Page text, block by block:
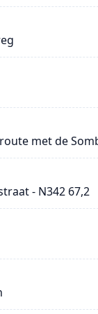
met de
- N342 67,2